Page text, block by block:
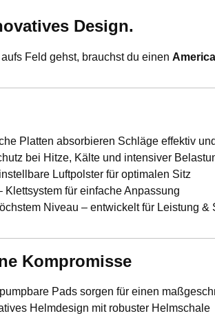
Design.
Feld gehst, brauchst du einen
Platten absorbieren Schläge effektiv
bei Hitze, Kälte und intensiver
Luftpolster für optimalen Sitz
Klettsystem für einfache Anpassung
Niveau – entwickelt für Leistung &
Kompromisse
Pads sorgen für einen
Helmdesign mit robuster Helmschale